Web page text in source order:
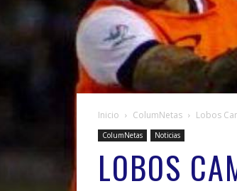
Inicio ColumNetas Lobos
ColumNetas Noticias
LOBOS